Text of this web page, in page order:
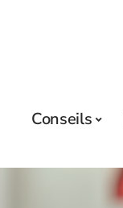
Conseils